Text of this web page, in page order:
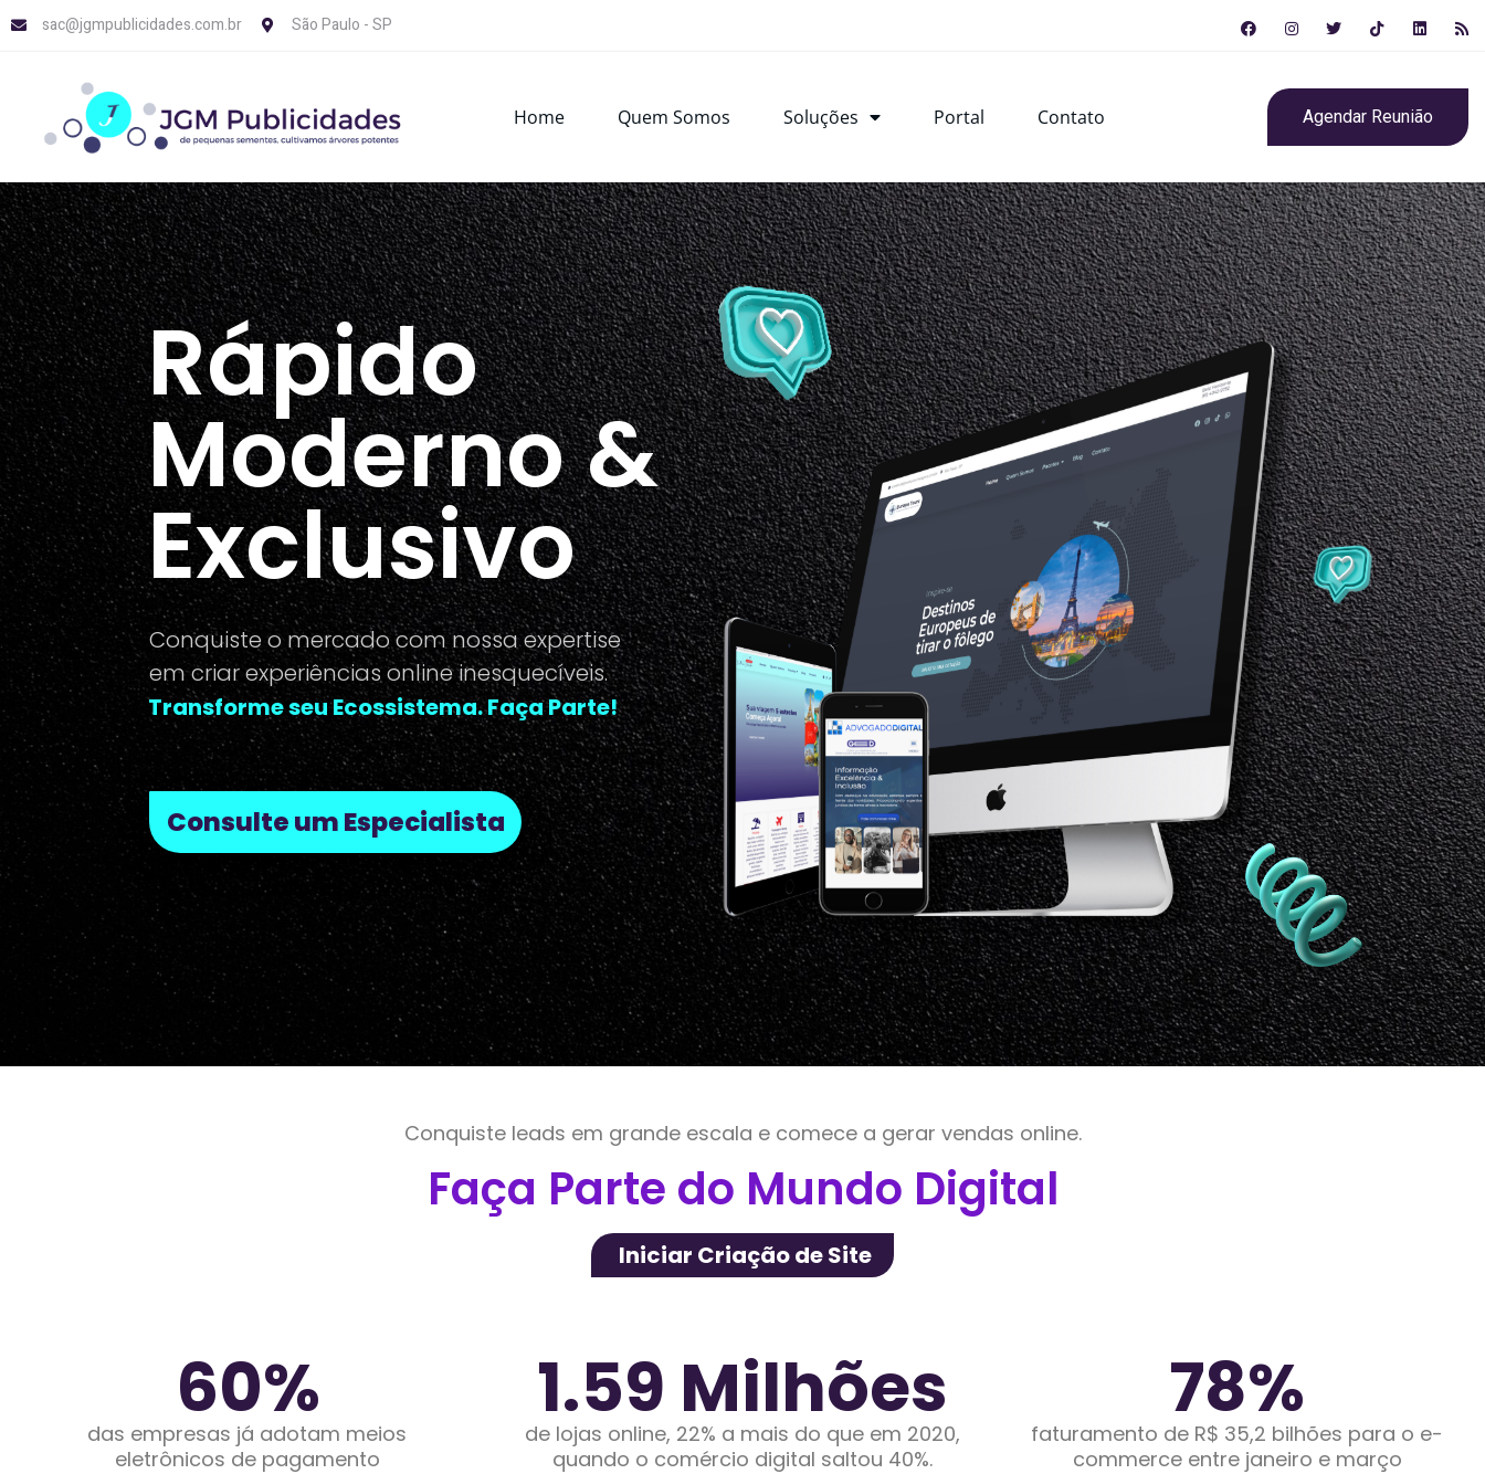
sac@jgmpublicidades.com.br São Paulo - SP
Home Quem Somos Soluções Portal Contato Agendar Reunião
Rápido
Moderno &
Exclusivo
Transforme seu Ecossistema. Faça Parte!
Conquiste o mercado com nossa expertise
em criar experiências online inesquecíveis.
Consulte um Especialista
Conquiste leads em grande escala e comece a gerar vendas online.
Faça Parte do Mundo Digital
Iniciar Criação de Site
60%
das empresas já adotam meios
eletrônicos de pagamento
1.59 Milhões
de lojas online, 22% a mais do que em 2020,
quando o comércio digital saltou 40%.
78%
faturamento de R$ 35,2 bilhões para o e-
commerce entre janeiro e março